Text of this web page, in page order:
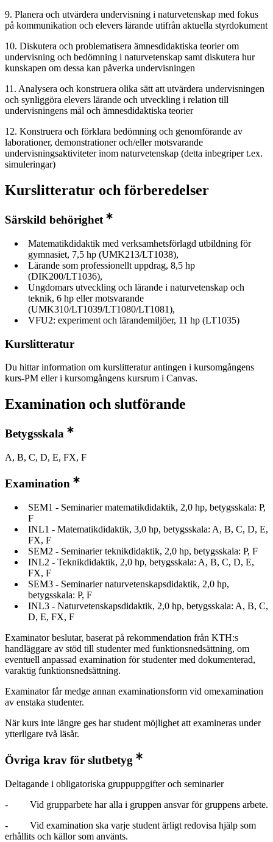
9. Planera och utvärdera undervisning i naturvetenskap med fokus
på kommunikation och elevers lärande utifrån aktuella styrdokument
10. Diskutera och problematisera ämnesdidaktiska teorier om
undervisning och bedömning i naturvetenskap samt diskutera hur
kunskapen om dessa kan påverka undervisningen
11. Analysera och konstruera olika sätt att utvärdera undervisningen
och synliggöra elevers lärande och utveckling i relation till
undervisningens mål och ämnesdidaktiska teorier
12. Konstruera och förklara bedömning och genomförande av
laborationer, demonstrationer och/eller motsvarande
undervisningsaktiviteter inom naturvetenskap (detta inbegriper t.ex.
simuleringar)
Kurslitteratur och förberedelser
Särskild behörighet
​​Matematikdidaktik med verksamhetsförlagd utbildning för
gymnasiet, 7,5 hp (UMK213/LT1038),
​Lärande som professionellt uppdrag, 8,5 hp
(DIK200/LT1036),
​Ungdomars utveckling och lärande i naturvetenskap och
teknik, 6 hp eller motsvarande
(UMK310/LT1039/LT1080/LT1081),
​VFU2: experiment och lärandemiljöer, 11 hp (LT1035)
Kurslitteratur
Du hittar information om kurslitteratur antingen i kursomgångens
kurs-PM eller i kursomgångens kursrum i Canvas.
Examination och slutförande
Betygsskala
A, B, C, D, E, FX, F
Examination
SEM1 - Seminarier matematikdidaktik, 2,0 hp, betygsskala: P,
F
INL1 - Matematikdidaktik, 3,0 hp, betygsskala: A, B, C, D, E,
FX, F
SEM2 - Seminarier teknikdidaktik, 2,0 hp, betygsskala: P, F
INL2 - Teknikdidaktik, 2,0 hp, betygsskala: A, B, C, D, E,
FX, F
SEM3 - Seminarier naturvetenskapsdidaktik, 2,0 hp,
betygsskala: P, F
INL3 - Naturvetenskapsdidaktik, 2,0 hp, betygsskala: A, B, C,
D, E, FX, F
Examinator beslutar, baserat på rekommendation från KTH:s
handläggare av stöd till studenter med funktionsnedsättning, om
eventuell anpassad examination för studenter med dokumenterad,
varaktig funktionsnedsättning.
Examinator får medge annan examinationsform vid omexamination
av enstaka studenter.
När kurs inte längre ges har student möjlighet att examineras under
ytterligare två läsår.
Övriga krav för slutbetyg
Deltagande i obligatoriska gruppuppgifter och seminarier
- Vid grupparbete har alla i gruppen ansvar för gruppens arbete.
- Vid examination ska varje student ärligt redovisa hjälp som
erhållits och källor som använts.